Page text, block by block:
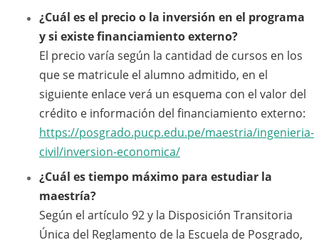
¿Cuál es el precio o la inversión en el programa
y si existe financiamiento externo?
El precio varía según la cantidad de cursos en los
que se matricule el alumno admitido, en el
siguiente enlace verá un esquema con el valor del
crédito e información del financiamiento externo:
https://posgrado.pucp.edu.pe/maestria/ingenieria-
civil/inversion-economica/
¿Cuál es tiempo máximo para estudiar la
maestría?
Según el artículo 92 y la Disposición Transitoria
Única del Reglamento de la Escuela de Posgrado,